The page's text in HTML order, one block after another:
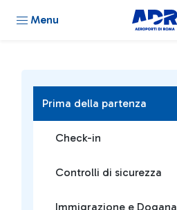
Menu
Prima della partenza
Check-in
Controlli di sicurezza
Immigrazione e Dogana